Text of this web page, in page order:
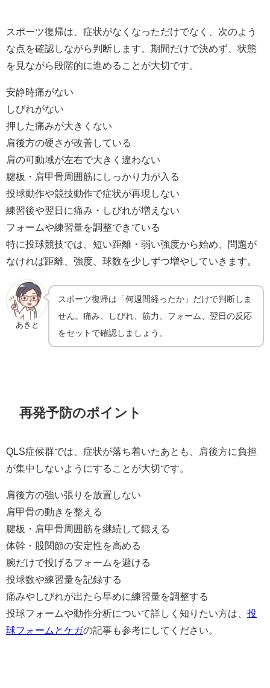
スポーツ復帰は、症状がなくなっただけでなく、次のよう
な点を確認しながら判断します。期間だけで決めず、状態
を見ながら段階的に進めることが大切です。
安静時痛がない
しびれがない
押した痛みが大きくない
肩後方の硬さが改善している
肩の可動域が左右で大きく違わない
腱板・肩甲骨周囲筋にしっかり力が入る
投球動作や競技動作で症状が再現しない
練習後や翌日に痛み・しびれが増えない
フォームや練習量を調整できている
特に投球競技では、短い距離・弱い強度から始め、問題が
なければ距離、強度、球数を少しずつ増やしていきます。
あきと
スポーツ復帰は「何週間経ったか」だけで判断しま
せん。痛み、しびれ、筋力、フォーム、翌日の反応
をセットで確認しましょう。
再発予防のポイント
QLS症候群では、症状が落ち着いたあとも、肩後方に負担
が集中しないようにすることが大切です。
肩後方の強い張りを放置しない
肩甲骨の動きを整える
腱板・肩甲骨周囲筋を継続して鍛える
体幹・股関節の安定性を高める
腕だけで投げるフォームを避ける
投球数や練習量を記録する
痛みやしびれが出たら早めに練習量を調整する
投球フォームや動作分析について詳しく知りたい方は、 投
球フォームとケガの記事も参考にしてください。